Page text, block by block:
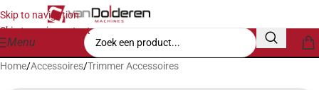
Skip to navigation
Skip to main content
Menu
Home/Accessoires/Trimmer Accessoires